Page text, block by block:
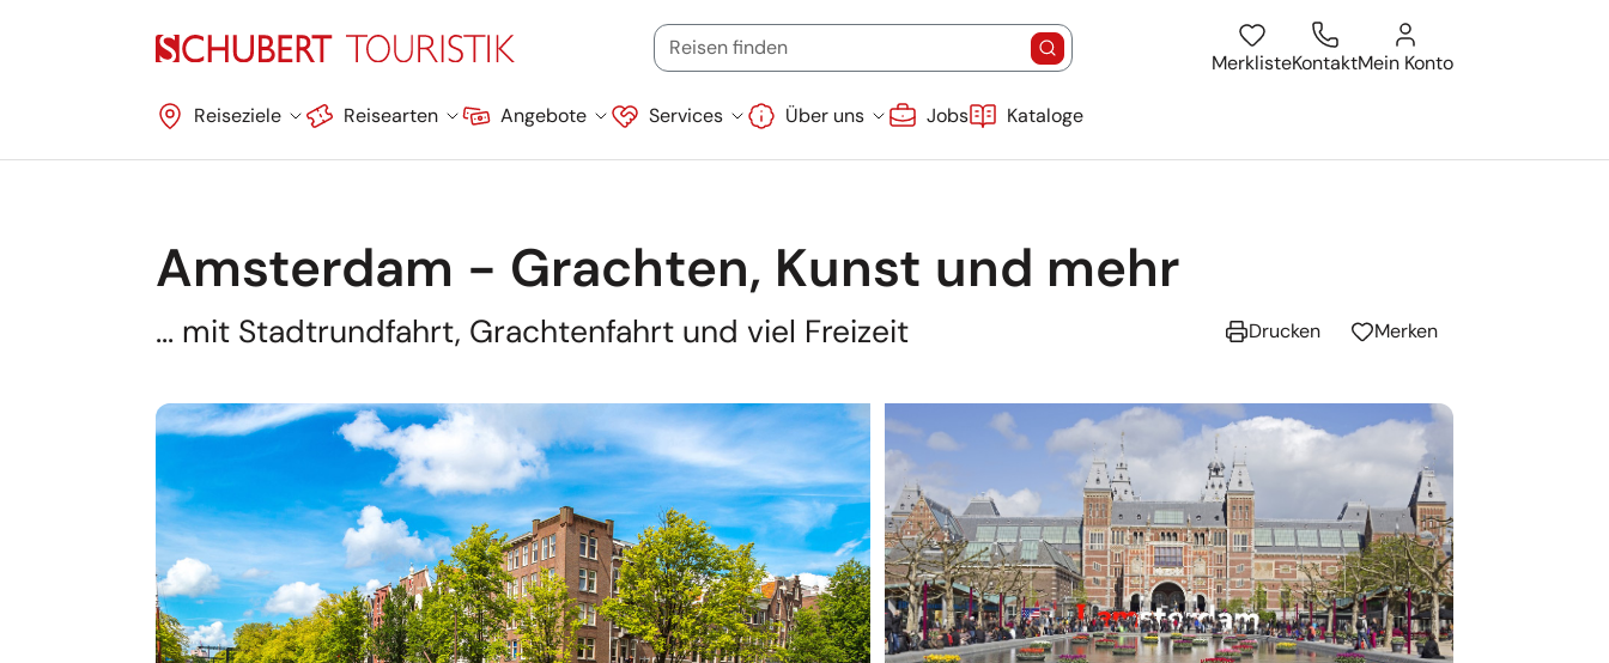
Navigation überspringen Suche überspringen
(Ziel, Stichwort oder Reisecode) Enddatum
Reisen finden Reisesuche öffnen MerklisteKontaktMein Konto
Reiseziele Reisearten Angebote Services Über uns Jobs Kataloge
Amsterdam - Grachten, Kunst und mehr
... mit Stadtrundfahrt, Grachtenfahrt und viel Freizeit Drucken Merken